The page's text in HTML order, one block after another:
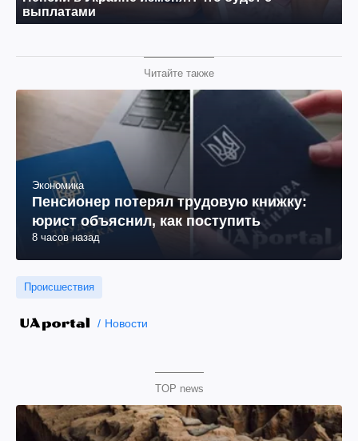
Читайте также
Экономика
Пенсионер потерял трудовую книжку:
юрист объяснил, как поступить
8 часов назад
Происшествия
Новости
TOP news